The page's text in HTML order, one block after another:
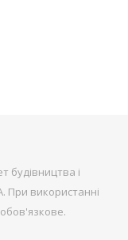
будівництва і
При використанні